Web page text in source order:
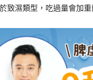
致濕類型，吃過量會加